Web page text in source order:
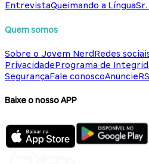
EntrevistaQueimando a LínguaSr.
Quem somos
Sobre o Jovem NerdRedes
PrivacidadePrograma de
SegurançaFale conoscoAnuncie
Baixe o nosso APP